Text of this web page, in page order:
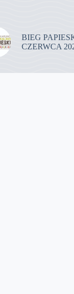
BIEG
CZERWCA